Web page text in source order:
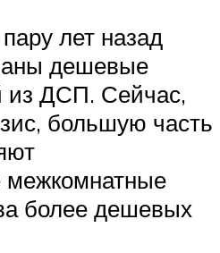
лет назад
дешевые
из ДСП. Сейчас,
большую часть
более дешевых